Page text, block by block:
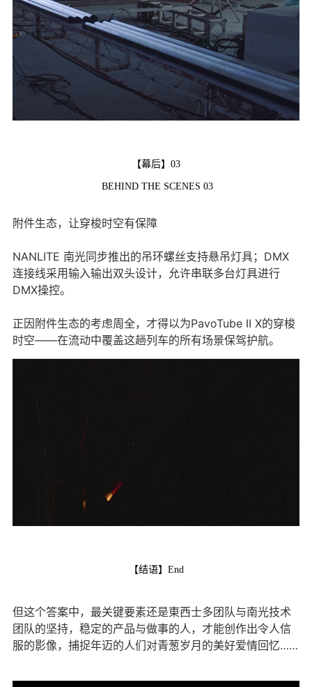
【幕后】03
BEHIND THE SCENES 03
附件生态，让穿梭时空有保障
NANLITE 南光同步推出的吊环螺丝支持悬吊灯具；DMX
连接线采用输入输出双头设计，允许串联多台灯具进行
DMX操控。
正因附件生态的考虑周全，才得以为PavoTube II X的穿梭
时空——在流动中覆盖这趟列车的所有场景保驾护航。
【结语】End
但这个答案中，最关键要素还是東西士多团队与南光技术
团队的坚持，稳定的产品与做事的人，才能创作出令人信
服的影像，捕捉年迈的人们对青葱岁月的美好爱情回忆……